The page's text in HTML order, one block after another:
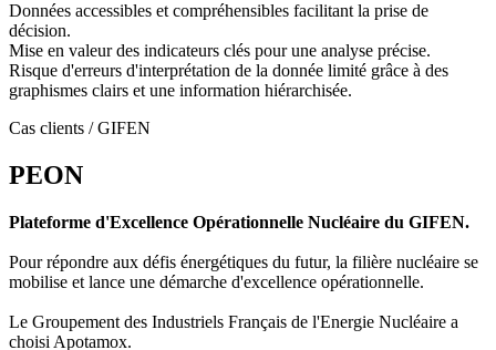
Données accessibles et compréhensibles facilitant la prise de
décision.
Mise en valeur des indicateurs clés pour une analyse précise.
Risque d'erreurs d'interprétation de la donnée limité grâce à des
graphismes clairs et une information hiérarchisée.
Cas clients / GIFEN
PEON
Plateforme d'Excellence Opérationnelle Nucléaire du GIFEN.
Pour répondre aux défis énergétiques du futur, la filière nucléaire se
mobilise et lance une démarche d'excellence opérationnelle.
Le Groupement des Industriels Français de l'Energie Nucléaire a
choisi Apotamox.